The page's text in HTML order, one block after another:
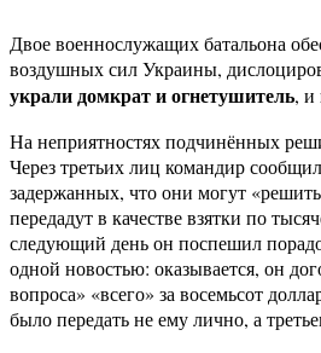
Двое военнослужащих батальона
воздушных сил Украины,
украли домкрат и огнетушитель, и
На неприятностях подчинённых
Через третьих лиц командир
задержанных, что они могут
передадут в качестве взятки по
следующий день он поспешил
одной новостью: оказывается, он
вопроса» «всего» за восемьсот
было передать не ему лично, а